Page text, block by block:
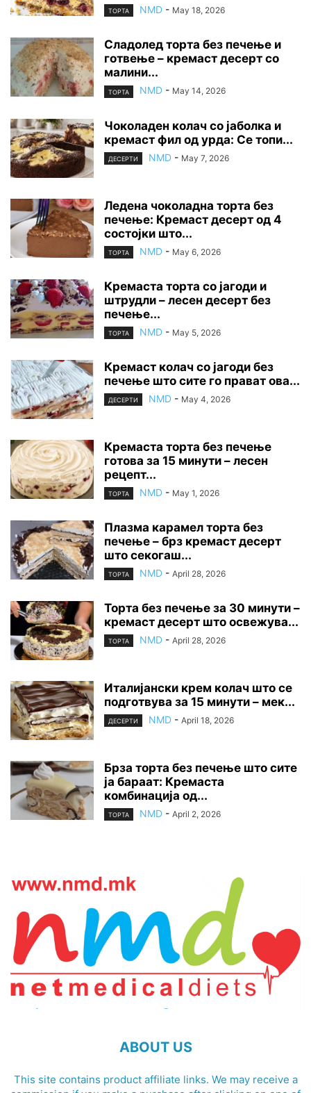
ТОРТА NMD - May 18, 2026
Сладолед торта без печење и
готвење – кремаст десерт со
малини...
ТОРТА NMD - May 14, 2026
Чоколаден колач со јаболка и
кремаст фил од урда: Се топи...
ДЕСЕРТИ NMD - May 7, 2026
Ледена чоколадна торта без
печење: Кремаст десерт од 4
состојки што...
ТОРТА NMD - May 6, 2026
Кремаста торта со јагоди и
штрудли – лесен десерт без
печење...
ТОРТА NMD - May 5, 2026
Кремаст колач со јагоди без
печење што сите го прават ова...
ДЕСЕРТИ NMD - May 4, 2026
Кремаста торта без печење
готова за 15 минути – лесен
рецепт...
ТОРТА NMD - May 1, 2026
Плазма карамел торта без
печење – брз кремаст десерт
што секогаш...
ТОРТА NMD - April 28, 2026
Торта без печење за 30 минути –
кремаст десерт што освежува...
ТОРТА NMD - April 28, 2026
Италијански крем колач што се
подготвува за 15 минути – мек...
ДЕСЕРТИ NMD - April 18, 2026
Брза торта без печење што сите
ја бараат: Кремаста
комбинација од...
ТОРТА NMD - April 2, 2026
ABOUT US
This site contains product affiliate links. We may receive a